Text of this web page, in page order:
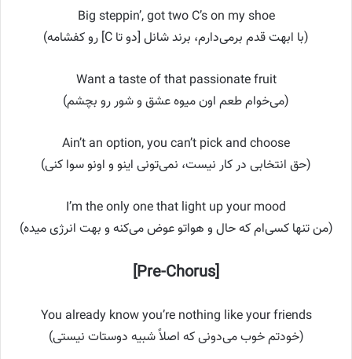
Big steppin’, got two C’s on my shoe
(با ابهت قدم برمی‌دارم، برند شانل [دو تا C] رو کفشامه)
Want a taste of that passionate fruit
(می‌خوام طعم اون میوه عشق و شور رو بچشم)
Ain’t an option, you can’t pick and choose
(حق انتخابی در کار نیست، نمی‌تونی اینو و اونو سوا کنی)
I’m the only one that light up your mood
(من تنها کسی‌ام که حال و هواتو عوض می‌کنه و بهت انرژی میده)
[Pre-Chorus]
You already know you’re nothing like your friends
(خودتم خوب می‌دونی که اصلاً شبیه دوستات نیستی)